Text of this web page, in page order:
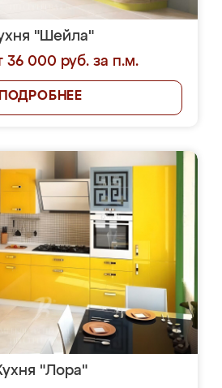
"Шейла"
36 000 руб. за п.м.
ПОДРОБНЕЕ
"Лора"